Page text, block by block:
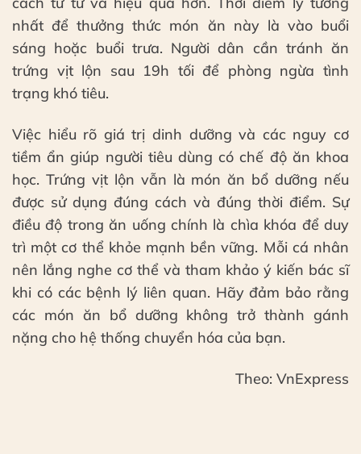
nhất để thưởng thức món ăn này là vào buổi
sáng hoặc buổi trưa. Người dân cần tránh ăn
trứng vịt lộn sau 19h tối để phòng ngừa tình
trạng khó tiêu.
Việc hiểu rõ giá trị dinh dưỡng và các nguy cơ
tiềm ẩn giúp người tiêu dùng có chế độ ăn khoa
học. Trứng vịt lộn vẫn là món ăn bổ dưỡng nếu
được sử dụng đúng cách và đúng thời điểm. Sự
điều độ trong ăn uống chính là chìa khóa để duy
trì một cơ thể khỏe mạnh bền vững. Mỗi cá nhân
nên lắng nghe cơ thể và tham khảo ý kiến bác sĩ
khi có các bệnh lý liên quan. Hãy đảm bảo rằng
các món ăn bổ dưỡng không trở thành gánh
nặng cho hệ thống chuyển hóa của bạn.
Theo: VnExpress